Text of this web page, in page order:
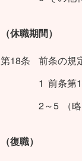
（休職期間）
第18条
前条の規
1 前条第
2～5
（略
（復職）